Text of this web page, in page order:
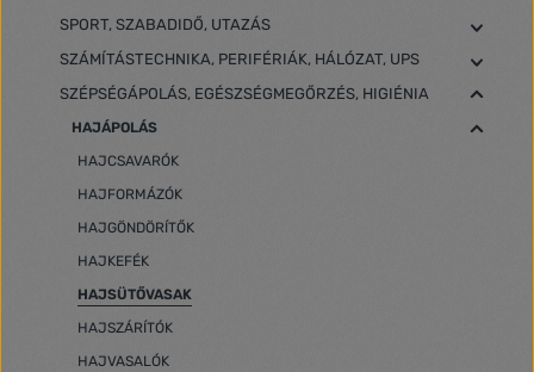
SPORT, SZABADIDŐ, UTAZÁS
SZÁMÍTÁSTECHNIKA, PERIFÉRIÁK, HÁLÓZAT, UPS
SZÉPSÉGÁPOLÁS, EGÉSZSÉGMEGŐRZÉS, HIGIÉNIA
HAJÁPOLÁS
HAJCSAVARÓK
HAJFORMÁZÓK
HAJGÖNDÖRÍTŐK
HAJKEFÉK
HAJSÜTŐVASAK
HAJSZÁRÍTÓK
HAJVASALÓK